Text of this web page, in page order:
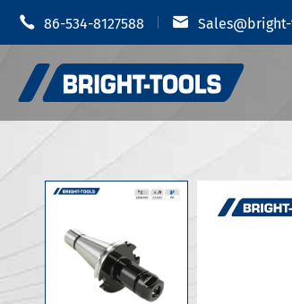
 86-534-8127588 
CNCツールホルダー
静的および駆动ツール
ボーリングツール